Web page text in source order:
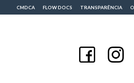
CMDCA FLOW DOCS TRANSPARÊNCIA